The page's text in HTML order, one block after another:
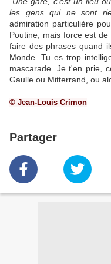
les gens qui ne sont
admiration particulière
Poutine, mais force est
faire des phrases quand
Monde. Tu es trop
mascarade. Je t'en prie,
Gaulle ou Mitterrand, ou
© Jean-Louis Crimon
Partager